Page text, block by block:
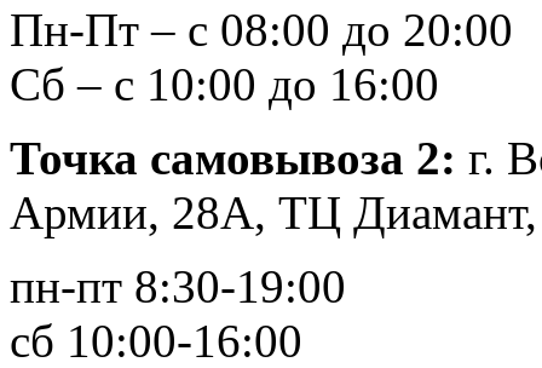
Пн-Пт – с 08:00 до 20:00
Сб – с 10:00 до 16:00
Точка самовывоза 2: г.
Армии, 28А, ТЦ
пн-пт 8:30-19:00
сб 10:00-16:00